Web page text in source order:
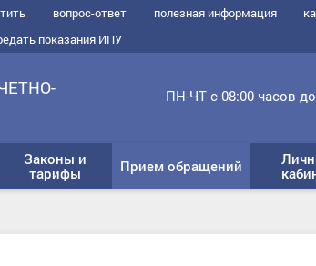
вопрос-ответ полезная информация
показания ИПУ
ПН-ЧТ с 08:00 часов
Законы и
тарифы
Прием обращений